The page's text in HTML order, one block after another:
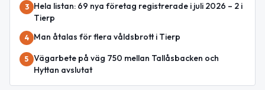
3
Hela listan: 69 nya företag registrerade i juli 2026 – 2 i
Tierp
4 Man åtalas för flera våldsbrott i Tierp
5 Vägarbete på väg 750 mellan Tallåsbacken och
Hyttan avslutat